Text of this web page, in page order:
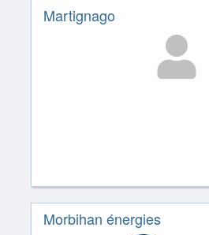
Martignago
Morbihan énergies